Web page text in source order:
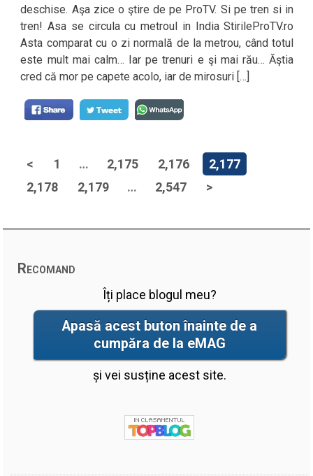
deschise. Aşa zice o ştire de pe ProTV. Si pe tren si in
tren! Asa se circula cu metroul in India StirileProTV.ro
Asta comparat cu o zi normală de la metrou, când totul
este mult mai calm… Iar pe trenuri e şi mai rău… Ăştia
cred că mor pe capete acolo, iar de mirosuri […]
< 1 … 2,175 2,176
2,177
2,178
2,179 … 2,547 >
Recomand
Îți place blogul meu?
Apasă acest buton înainte de a
cumpăra de la eMAG
și vei susține acest site.